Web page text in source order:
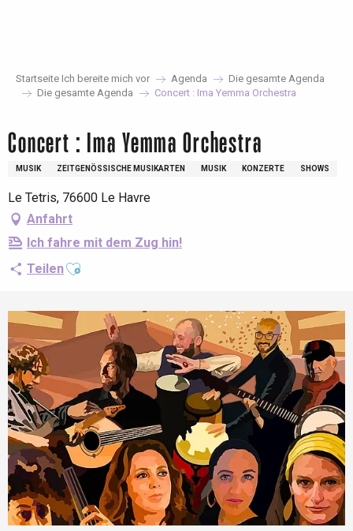
Startseite Ich bereite mich vor Agenda
Die gesamte Agenda
Die gesamte Agenda
Concert : Ima Yemma Orchestra
Concert : Ima Yemma Orchestra
MUSIK ZEITGENÖSSISCHE MUSIKARTEN MUSIK KONZERTE SHOWS
Le Tetris, 76600 Le Havre
Anfahrt
Ich fahre mit dem Zug hin!
TeilenAjouter aux favoris